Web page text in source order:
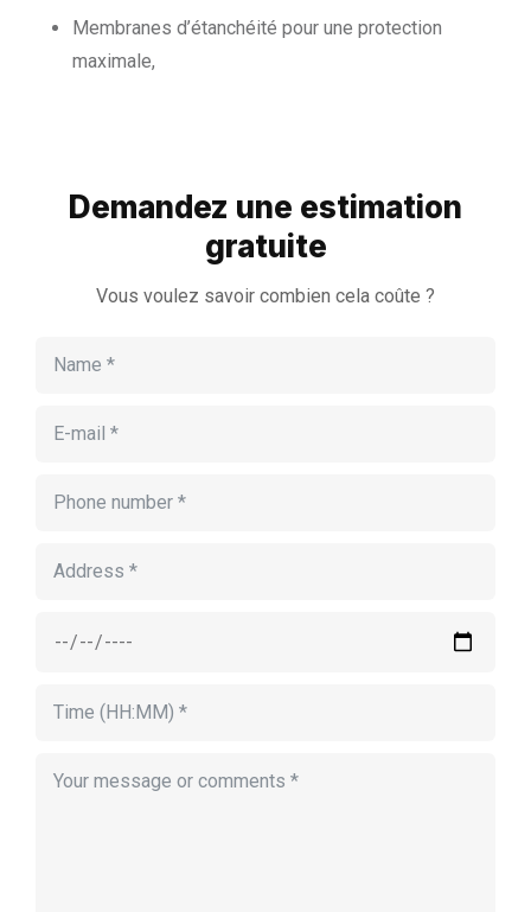
Membranes d’étanchéité pour une protection
maximale,
Demandez une estimation
gratuite
Vous voulez savoir combien cela coûte ?